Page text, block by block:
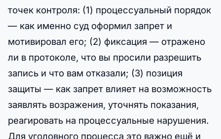
точек контроля: (1) процессуальный порядок
— как именно суд оформил запрет и
мотивировал его; (2) фиксация — отражено
ли в протоколе, что вы просили разрешить
запись и что вам отказали; (3) позиция
защиты — как запрет влияет на возможность
заявлять возражения, уточнять показания,
реагировать на процессуальные нарушения.
Для уголовного процесса это важно ещё и